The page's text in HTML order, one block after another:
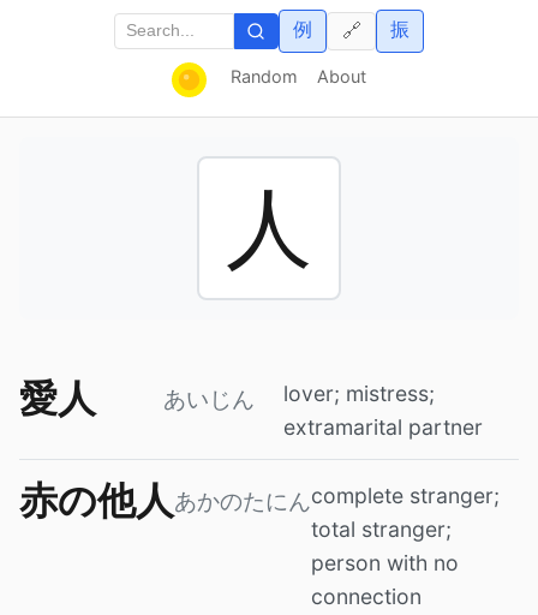
Random About
例 振
🔗
人
愛人 あいじん
lover; mistress;
extramarital partner
赤の他人あかのたにんcomplete stranger;
total stranger;
person with no
connection